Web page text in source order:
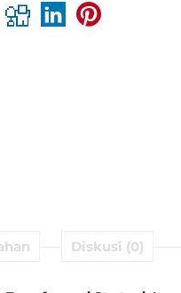
Diskusi (0)